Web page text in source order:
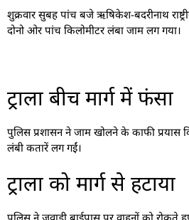
शुक्रवार सुबह पांच बजे ऋषिकेश-बदरीनाथ
दोनो ओर पांच किलोमीटर लंबा जाम लग गया।
ट्राला बीच मार्ग में फंसा
पुलिस प्रशासन ने जाम खोलने के काफी प्रयास
लंबी कतारें लग गईं।
ट्राला को मार्ग से हटाया